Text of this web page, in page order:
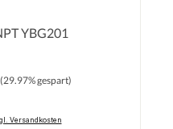
YBG201
(29.97% gespart)
Versandkosten